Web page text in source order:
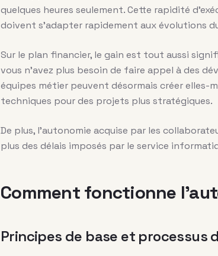
quelques heures seulement. Cette rapidité
doivent s’adapter rapidement aux évolutions
Sur le plan financier, le gain est tout aussi
vous n’avez plus besoin de faire appel à des
équipes métier peuvent désormais créer elles-
techniques pour des projets plus stratégiques.
De plus, l’autonomie acquise par les
plus des délais imposés par le service
Comment fonctionne
Principes de base et processus